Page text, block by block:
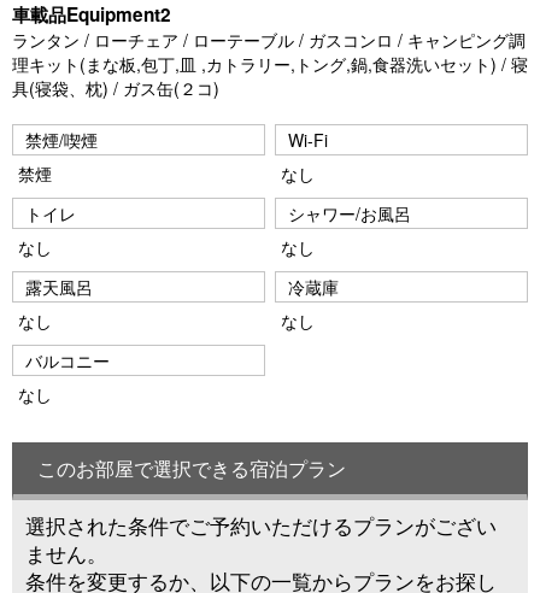
車載品Equipment2
ランタン / ローチェア / ローテーブル / ガスコンロ / キャンピング調
理キット(まな板,包丁,皿 ,カトラリー,トング,鍋,食器洗いセット) / 寝
具(寝袋、枕) / ガス缶(２コ)
禁煙/喫煙
禁煙
Wi-Fi
なし
トイレ
なし
シャワー/お風呂
なし
露天風呂
なし
冷蔵庫
なし
バルコニー
なし
このお部屋で選択できる宿泊プラン
選択された条件でご予約いただけるプランがござい
ません。
条件を変更するか、以下の一覧からプランをお探し